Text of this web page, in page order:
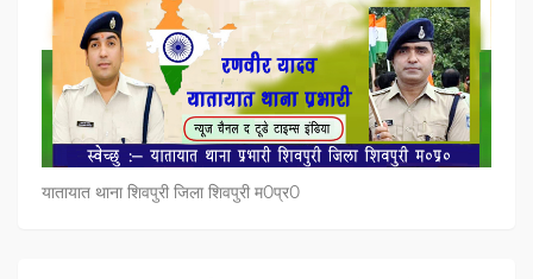
यातायात थाना शिवपुरी जिला शिवपुरी म0प्र0